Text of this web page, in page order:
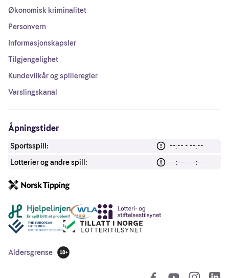
Økonomisk kriminalitet
Personvern
Informasjonskapsler
Tilgjengelighet
Kundevilkår og spilleregler
Varslingskanal
Åpningstider
Sportsspill:
--:-- - --:--
Lotterier og andre spill:
--:-- - --:--
Andre lenker
Aldersgrense
18 år